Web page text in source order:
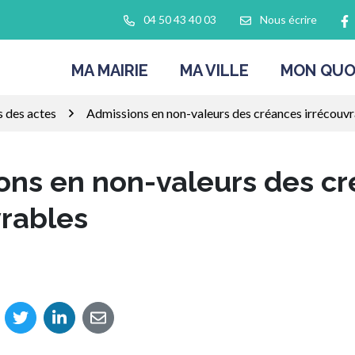
04 50 43 40 03 Nous écrire
MA MAIRIE MA VILLE MON
des actes Admissions en non-valeurs des créances
en non-valeurs des